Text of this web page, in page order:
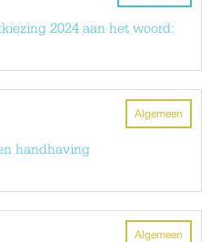
2024 aan het woord:
Algemeen
handhaving
Algemeen